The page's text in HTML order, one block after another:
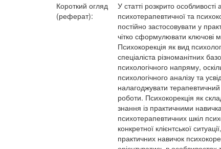
Короткий огляд
(реферат):
У статті розкрито особливості
психотерапевтичної та
постійно застосовувати у
чітко сформулювати ключові
Психокорекція як вид
спеціаліста різноманітних
психологічного напряму,
психологічного аналізу та
налагоджувати терапевтичний
роботи. Психокорекція як
знання із практичними
психотерапевтичних шкіл
конкретної клієнтської
практичних навичок